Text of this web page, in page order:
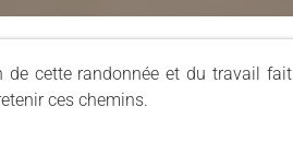
cette randonnée et du travail
ces chemins.